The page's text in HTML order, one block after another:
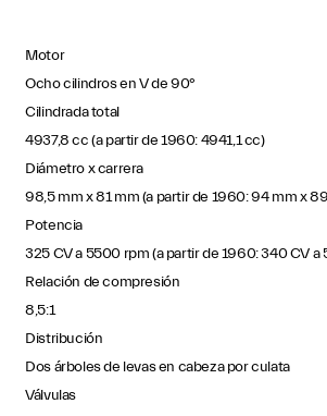
Motor
Ocho cilindros en V de 90°
Cilindrada total
4937,8 cc (a partir de 1960: 4941,1 cc)
Diámetro x carrera
98,5 mm x 81 mm (a partir de 1960: 94 mm x
Potencia
325 CV a 5500 rpm (a partir de 1960: 340 CV a
Relación de compresión
8,5:1
Distribución
Dos árboles de levas en cabeza por culata
Válvulas